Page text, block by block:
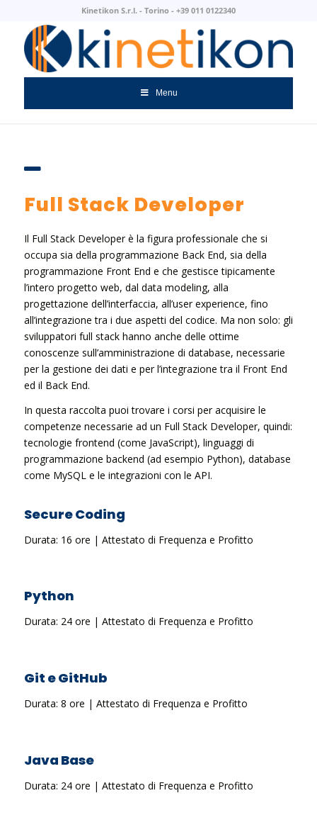
Kinetikon S.r.l. - Torino - +39 011 0122340
Menu
Full Stack Developer
Il Full Stack Developer è la figura professionale che si
occupa sia della programmazione Back End, sia della
programmazione Front End e che gestisce tipicamente
l’intero progetto web, dal data modeling, alla
progettazione dell’interfaccia, all’user experience, fino
all’integrazione tra i due aspetti del codice. Ma non solo: gli
sviluppatori full stack hanno anche delle ottime
conoscenze sull’amministrazione di database, necessarie
per la gestione dei dati e per l’integrazione tra il Front End
ed il Back End.
In questa raccolta puoi trovare i corsi per acquisire le
competenze necessarie ad un Full Stack Developer, quindi:
tecnologie frontend (come JavaScript), linguaggi di
programmazione backend (ad esempio Python), database
come MySQL e le integrazioni con le API.
Secure Coding
Durata: 16 ore | Attestato di Frequenza e Profitto
Python
Durata: 24 ore | Attestato di Frequenza e Profitto
Git e GitHub
Durata: 8 ore | Attestato di Frequenza e Profitto
Java Base
Durata: 24 ore | Attestato di Frequenza e Profitto